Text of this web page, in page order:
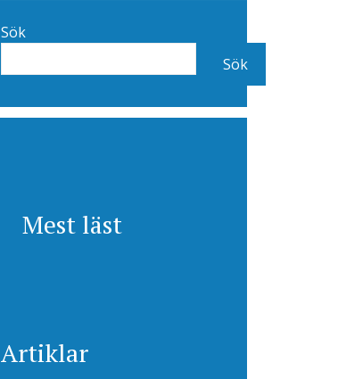
Sök
Sök
Mest läst
Artiklar